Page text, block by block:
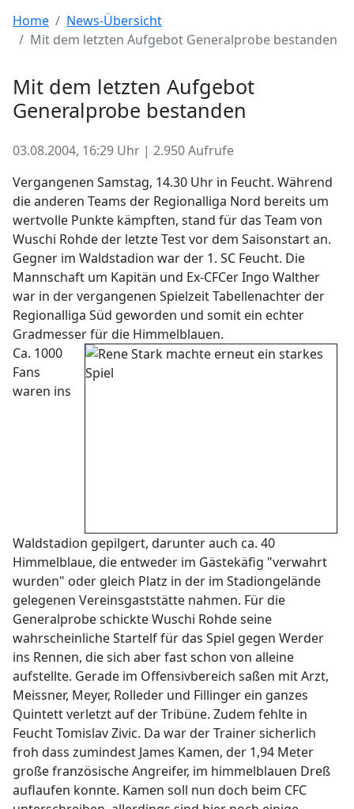
Home
News-Übersicht
Mit dem letzten Aufgebot Generalprobe bestanden
Mit dem letzten Aufgebot
Generalprobe bestanden
03.08.2004, 16:29 Uhr | 2.950 Aufrufe
Vergangenen Samstag, 14.30 Uhr in Feucht. Während
die anderen Teams der Regionalliga Nord bereits um
wertvolle Punkte kämpften, stand für das Team von
Wuschi Rohde der letzte Test vor dem Saisonstart an.
Gegner im Waldstadion war der 1. SC Feucht. Die
Mannschaft um Kapitän und Ex-CFCer Ingo Walther
war in der vergangenen Spielzeit Tabellenachter der
Regionalliga Süd geworden und somit ein echter
Gradmesser für die Himmelblauen.
Ca. 1000
Fans
waren ins
Waldstadion gepilgert, darunter auch ca. 40
Himmelblaue, die entweder im Gästekäfig "verwahrt
wurden" oder gleich Platz in der im Stadiongelände
gelegenen Vereinsgaststätte nahmen. Für die
Generalprobe schickte Wuschi Rohde seine
wahrscheinliche Startelf für das Spiel gegen Werder
ins Rennen, die sich aber fast schon von alleine
aufstellte. Gerade im Offensivbereich saßen mit Arzt,
Meissner, Meyer, Rolleder und Fillinger ein ganzes
Quintett verletzt auf der Tribüne. Zudem fehlte in
Feucht Tomislav Zivic. Da war der Trainer sicherlich
froh dass zumindest James Kamen, der 1,94 Meter
große französische Angreifer, im himmelblauen Dreß
auflaufen konnte. Kamen soll nun doch beim CFC